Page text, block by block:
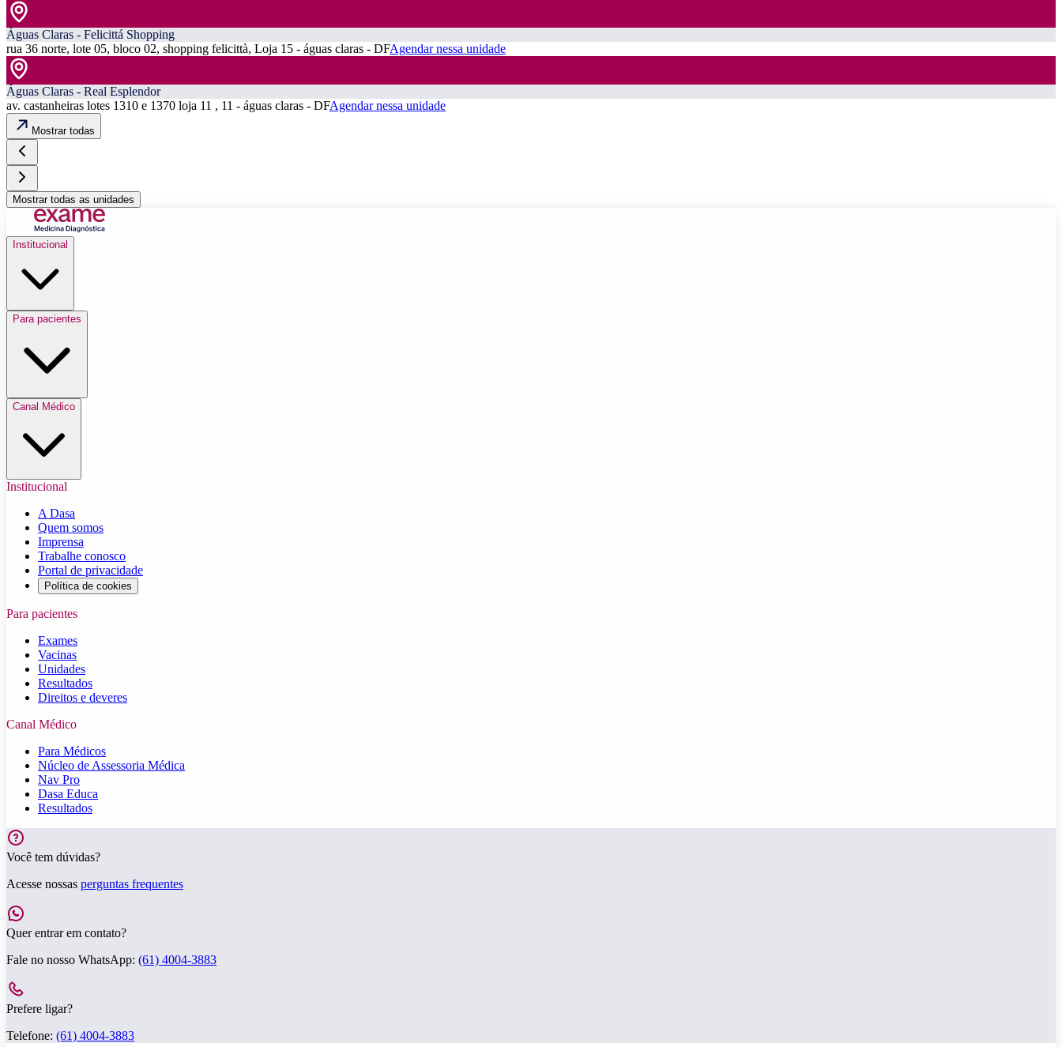
Águas Claras - Felicittá Shopping
rua 36 norte, lote 05, bloco 02, shopping felicittà, Loja 15 - águas claras - DFAgendar nessa unidade
Águas Claras - Real Esplendor
av. castanheiras lotes 1310 e 1370 loja 11 , 11 - águas claras - DFAgendar nessa unidade
Mostrar todas
Mostrar todas as unidades
Institucional
Para pacientes
Canal Médico
Institucional
A Dasa
Quem somos
Imprensa
Trabalhe conosco
Portal de privacidade
Política de cookies
Para pacientes
Exames
Vacinas
Unidades
Resultados
Direitos e deveres
Canal Médico
Para Médicos
Núcleo de Assessoria Médica
Nav Pro
Dasa Educa
Resultados
Você tem dúvidas?
Acesse nossas perguntas frequentes
Quer entrar em contato?
Fale no nosso WhatsApp: (61) 4004-3883
Prefere ligar?
Telefone: (61) 4004-3883